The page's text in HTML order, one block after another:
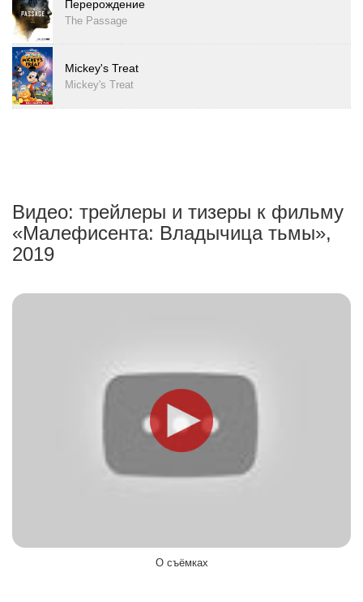
Перерождение
The Passage
Mickey's Treat
Mickey's Treat
Видео: трейлеры и тизеры к фильму
«Малефисента: Владычица тьмы»,
2019
О съёмках